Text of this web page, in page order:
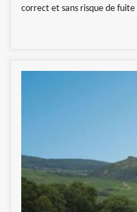
correct et sans risque de